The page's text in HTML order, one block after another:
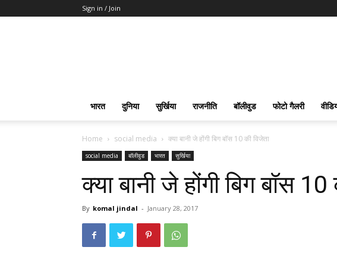
Sign in / Join
भारत दुनिया सुर्खिया राजनीति बॉलीवुड फोटो गैलरी
Home social media क्या बानी जे होंगी बिग बॉस 10 की विजेता
social media बॉलीवुड भारत सुर्खिया
क्या बानी जे होंगी बिग बॉस
By komal jindal - January 28, 2017